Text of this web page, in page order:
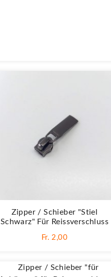
Zipper / Schieber "Stiel
Schwarz" Für Reissverschluss
Fr. 2,00